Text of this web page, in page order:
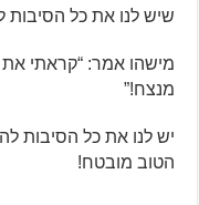
שיש לנו את כל הסיבות
מישהו אמר: “קראתי את
מנצח!”
יש לנו את כל הסיבות
הטוב מובטח!